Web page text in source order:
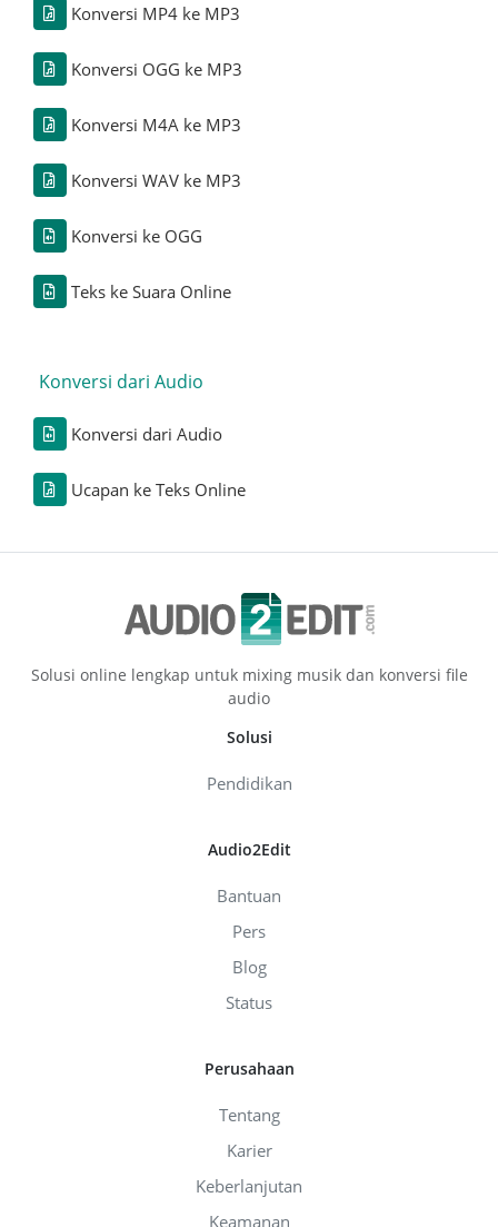
Konversi MP4 ke MP3
Konversi OGG ke MP3
Konversi M4A ke MP3
Konversi WAV ke MP3
Konversi ke OGG
Teks ke Suara Online
Konversi dari Audio
Konversi dari Audio
Ucapan ke Teks Online
Solusi online lengkap untuk mixing musik dan konversi file
audio
Solusi
Pendidikan
Audio2Edit
Bantuan
Pers
Blog
Status
Perusahaan
Tentang
Karier
Keberlanjutan
Keamanan